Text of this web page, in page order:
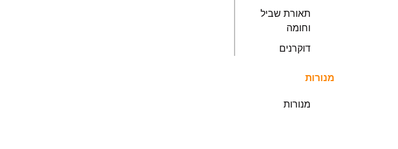
תאורת שביל
וחומה
דוקרנים
מנורות
מנורות